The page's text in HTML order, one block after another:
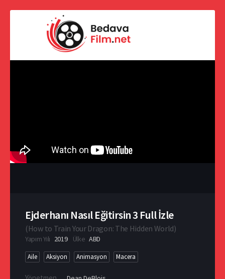
Ejderhanı Nasıl Eğitirsin 3 Full İzle
(How to Train Your Dragon: The Hidden World)
Yapım Yılı 2019 Ülke ABD
Aile Aksiyon Animasyon Macera